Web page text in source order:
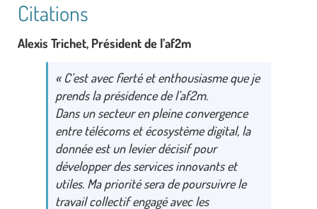
Citations
Alexis Trichet, Président de l’af2m
« C’est avec fierté et enthousiasme que je
prends la présidence de l’af2m.
Dans un secteur en pleine convergence
entre télécoms et écosystème digital, la
donnée est un levier décisif pour
développer des services innovants et
utiles. Ma priorité sera de poursuivre le
travail collectif engagé avec les